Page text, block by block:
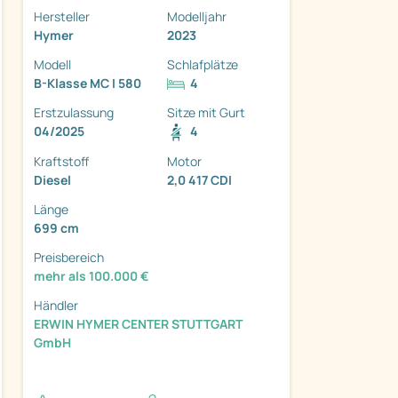
Hersteller
Hymer
Modelljahr
2023
Modell
B-Klasse MC I 580
Schlafplätze
4
Erstzulassung
04/2025
Sitze mit Gurt
4
Kraftstoff
Diesel
Motor
2,0 417 CDI
Länge
699 cm
Preisbereich
mehr als 100.000 €
Händler
ERWIN HYMER CENTER STUTTGART
GmbH